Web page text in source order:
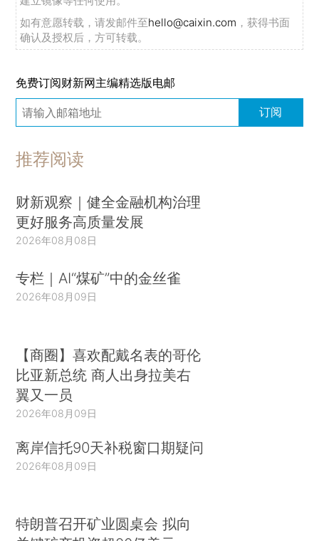
如有意愿转载，请发邮件至hello@caixin.com ，获得书面
确认及授权后，方可转载。
免费订阅财新网主编精选版电邮
订阅
推荐阅读
财新观察｜健全金融机构治理
更好服务高质量发展
2026年08月08日
专栏｜AI“煤矿”中的金丝雀
2026年08月09日
【商圈】喜欢配戴名表的哥伦
比亚新总统 商人出身拉美右
翼又一员
2026年08月09日
离岸信托90天补税窗口期疑问
2026年08月09日
特朗普召开矿业圆桌会 拟向